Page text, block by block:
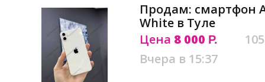
Продам: смартфон
White в Туле
Цена 8 000 Р.
Вчера в 15:37